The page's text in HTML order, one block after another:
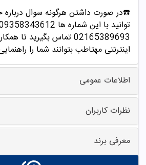
☎️در صورت داشتن هرگونه سوال
02165389693تماس بگیرید تا
اینترنتی مهتاطب بتوانند شما را
اطلاعات عمومی
نظرات کاربران
معرفی برند